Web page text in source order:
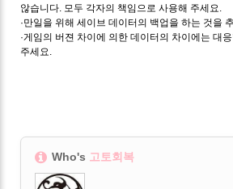
않습니다. 모두 각자의 책임으로 사용해 주세요.
·만일을 위해 세이브 데이터의 백업을 하는 것을
·게임의 버젼 차이에 의한 데이터의 차이에는 대
주세요.
Who's 고토회복